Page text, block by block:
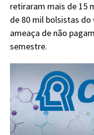
retiraram mais de 15
de 80 mil bolsistas do
ameaça de não
semestre.